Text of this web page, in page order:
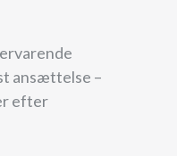
ansættelse –
efter